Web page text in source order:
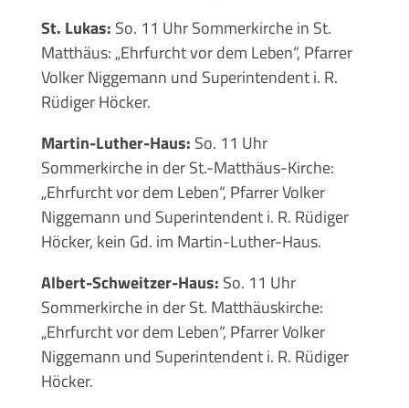
St. Lukas: So. 11 Uhr Sommerkirche in St.
Matthäus: „Ehrfurcht vor dem Leben“, Pfarrer
Volker Niggemann und Superintendent i. R.
Rüdiger Höcker.
Martin-Luther-Haus: So. 11 Uhr
Sommerkirche in der St.-Matthäus-Kirche:
„Ehrfurcht vor dem Leben“, Pfarrer Volker
Niggemann und Superintendent i. R. Rüdiger
Höcker, kein Gd. im Martin-Luther-Haus.
Albert-Schweitzer-Haus: So. 11 Uhr
Sommerkirche in der St. Matthäuskirche:
„Ehrfurcht vor dem Leben“, Pfarrer Volker
Niggemann und Superintendent i. R. Rüdiger
Höcker.